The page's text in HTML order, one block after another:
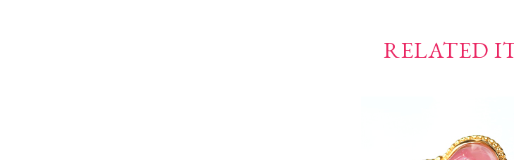
RELATED